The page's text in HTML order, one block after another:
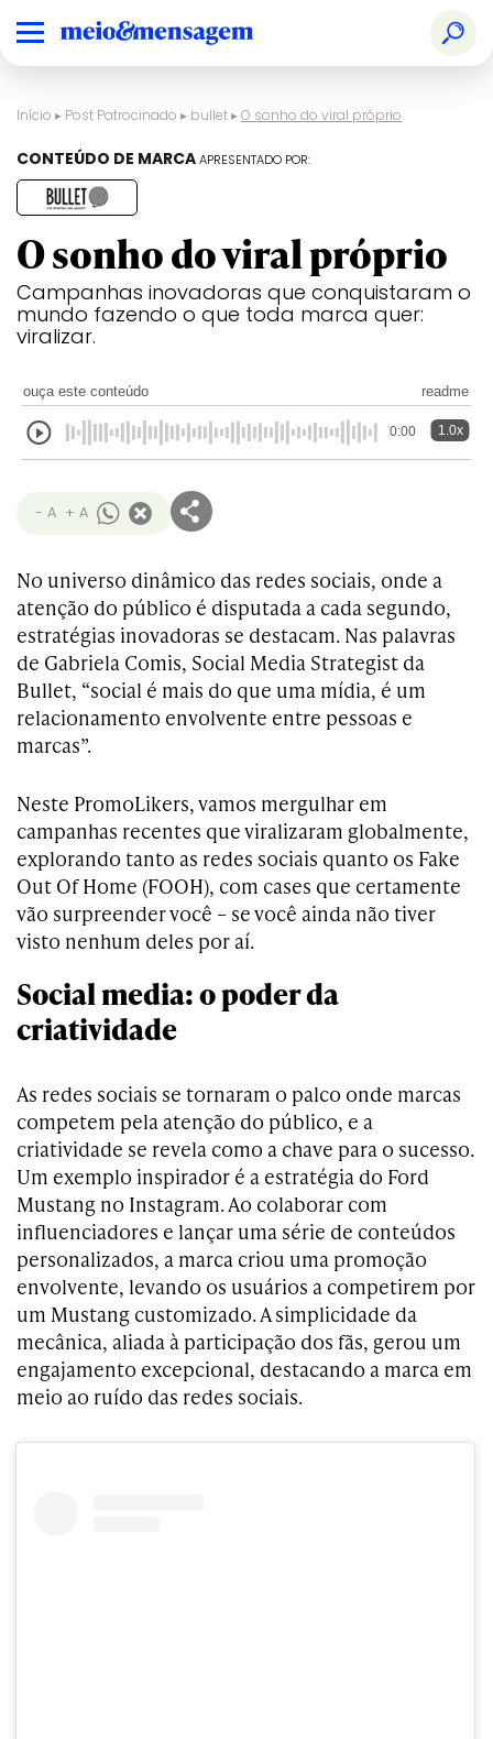
Início ▸ Post Patrocinado ▸ bullet▸O sonho do viral próprio
CONTEÚDO DE MARCAAPRESENTADO POR:
O sonho do viral próprio
Campanhas inovadoras que conquistaram o
mundo fazendo o que toda marca quer:
viralizar.
ouça este conteúdo readme
0:00 1.0x
- A + A
No universo dinâmico das redes sociais, onde a
atenção do público é disputada a cada segundo,
estratégias inovadoras se destacam. Nas palavras
de Gabriela Comis, Social Media Strategist da
Bullet, “social é mais do que uma mídia, é um
relacionamento envolvente entre pessoas e
marcas”.
Neste PromoLikers, vamos mergulhar em
campanhas recentes que viralizaram globalmente,
explorando tanto as redes sociais quanto os Fake
Out Of Home (FOOH), com cases que certamente
vão surpreender você – se você ainda não tiver
visto nenhum deles por aí.
Social media: o poder da
criatividade
As redes sociais se tornaram o palco onde marcas
competem pela atenção do público, e a
criatividade se revela como a chave para o sucesso.
Um exemplo inspirador é a estratégia do Ford
Mustang no Instagram. Ao colaborar com
influenciadores e lançar uma série de conteúdos
personalizados, a marca criou uma promoção
envolvente, levando os usuários a competirem por
um Mustang customizado. A simplicidade da
mecânica, aliada à participação dos fãs, gerou um
engajamento excepcional, destacando a marca em
meio ao ruído das redes sociais.